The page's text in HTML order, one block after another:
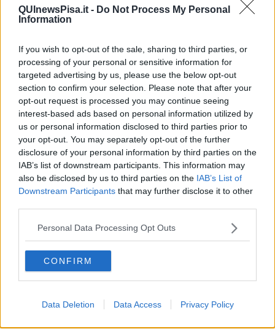
QUInewsPisa.it - Do Not Process My Personal
Information
If you wish to opt-out of the sale, sharing to third parties, or
processing of your personal or sensitive information for
targeted advertising by us, please use the below opt-out
section to confirm your selection. Please note that after your
opt-out request is processed you may continue seeing
interest-based ads based on personal information utilized by
us or personal information disclosed to third parties prior to
your opt-out. You may separately opt-out of the further
disclosure of your personal information by third parties on the
IAB’s list of downstream participants. This information may
also be disclosed by us to third parties on the IAB’s List of
Downstream Participants that may further disclose it to other
Personal Data Processing Opt Outs
CONFIRM
Data Deletion Data Access Privacy Policy
Da Capodanno a Carnevale
Schizzi di fango
La festa di Capodanno
Natale 2024
Re e regnanti
A noi interessa il dito non la luna
Come rubare allo stato e vivere felici
Una performance
Il compagno
​Io (allo specchio)
Tramonto
Passato, presente, futuro
La virtù del non fare
Il giorno dei saldi
Leggendo l'Eneide
​(In)sicurezza stradale
Il decalogo del politico
Un calcio alla finzione
Solitudine
Mercanti nel tempio
Beneficenza
L'inganno